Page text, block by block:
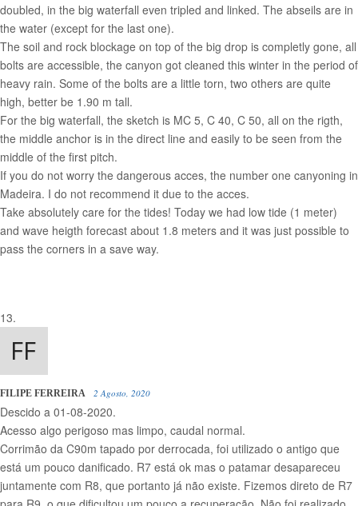
doubled, in the big waterfall even tripled and linked. The abseils are in
the water (except for the last one).
The soil and rock blockage on top of the big drop is completly gone, all
bolts are accessible, the canyon got cleaned this winter in the period of
heavy rain. Some of the bolts are a little torn, two others are quite
high, better be 1.90 m tall.
For the big waterfall, the sketch is MC 5, C 40, C 50, all on the rigth,
the middle anchor is in the direct line and easily to be seen from the
middle of the first pitch.
If you do not worry the dangerous acces, the number one canyoning in
Madeira. I do not recommend it due to the acces.
Take absolutely care for the tides! Today we had low tide (1 meter)
and wave heigth forecast about 1.8 meters and it was just possible to
pass the corners in a save way.
FILIPE FERREIRA 2 Agosto, 2020
Descido a 01-08-2020.
Acesso algo perigoso mas limpo, caudal normal.
Corrimão da C90m tapado por derrocada, foi utilizado o antigo que
está um pouco danificado. R7 está ok mas o patamar desapareceu
juntamente com R8, que portanto já não existe. Fizemos direto de R7